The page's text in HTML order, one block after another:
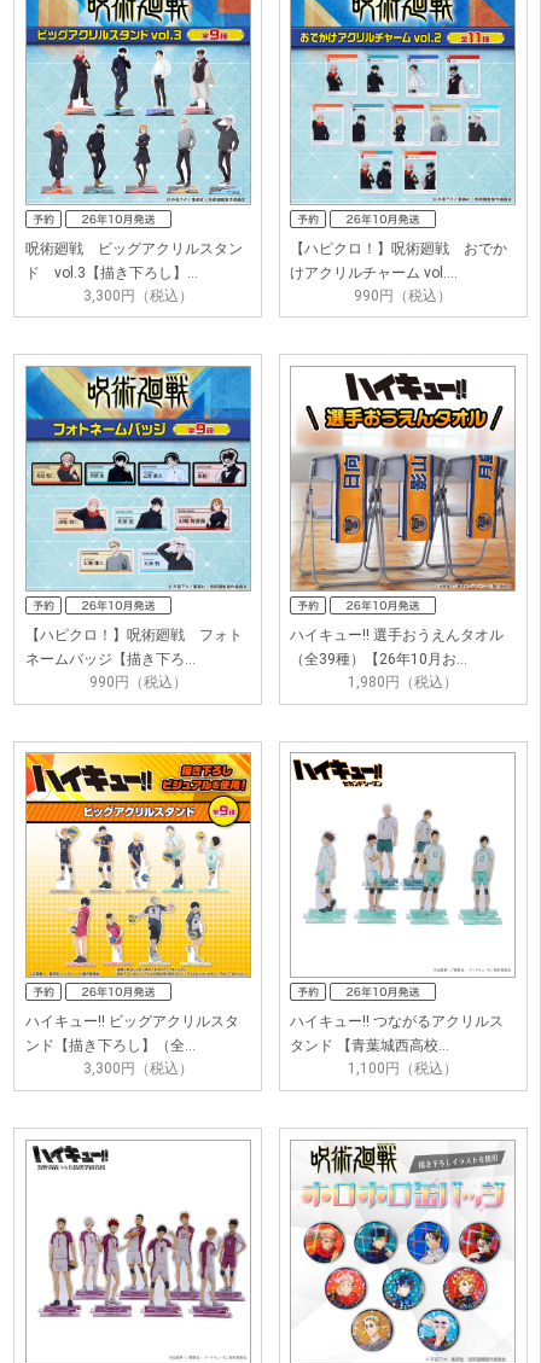
呪術廻戦 ビッグアクリルスタン
ド vol.3【描き下ろし】…
3,300円（税込）
【ハピクロ！】呪術廻戦 おでか
けアクリルチャーム vol.…
990円（税込）
【ハピクロ！】呪術廻戦 フォト
ネームバッジ【描き下ろ…
990円（税込）
ハイキュー!! 選手おうえんタオル
（全39種）【26年10月お…
1,980円（税込）
ハイキュー!! ビッグアクリルスタ
ンド【描き下ろし】（全…
3,300円（税込）
ハイキュー!! つながるアクリルス
タンド 【青葉城西高校…
1,100円（税込）